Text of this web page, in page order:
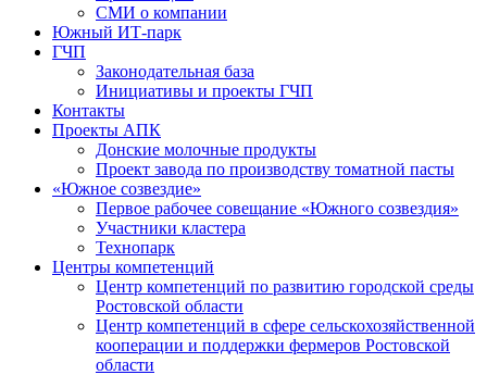
СМИ о компании
Южный ИТ-парк
ГЧП
Законодательная база
Инициативы и проекты ГЧП
Контакты
Проекты АПК
Донские молочные продукты
Проект завода по производству томатной пасты
«Южное созвездие»
Первое рабочее совещание «Южного созвездия»
Участники кластера
Технопарк
Центры компетенций
Центр компетенций по развитию городской среды
Ростовской области
Центр компетенций в сфере сельскохозяйственной
кооперации и поддержки фермеров Ростовской
области